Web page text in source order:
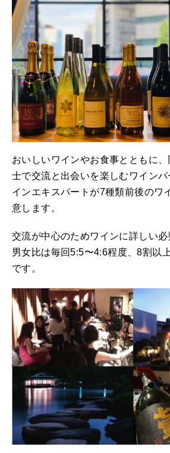
おいしいワインやお食事とともに、
士で交流と出会いを楽しむワイン
インエキスパートが7種類前後のワ
意します。
交流が中心のためワインに詳しい必
男女比は毎回5:5〜4:6程度、8割以
です。